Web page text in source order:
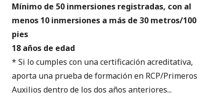
Mínimo de 50 inmersiones registradas, con al
menos 10 inmersiones a más de 30 metros/100
pies
18 años de edad
* Si lo cumples con una certificación acreditativa,
aporta una prueba de formación en RCP/Primeros
Auxilios dentro de los dos años anteriores...